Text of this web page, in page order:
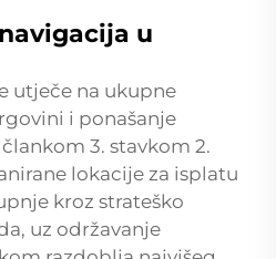
u
utječe na ukupne
i ponašanje
3. stavkom 2.
lokacije za isplatu
kroz strateško
uz održavanje